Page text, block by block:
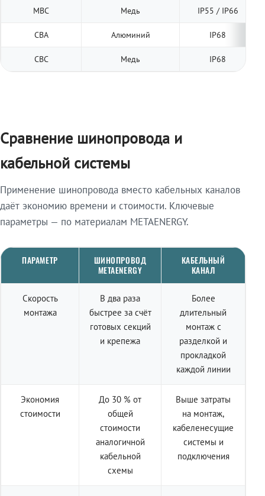
МВС Медь IP55 / IP66
СВА Алюминий IP68
СВС Медь IP68
Сравнение шинопровода и
кабельной системы
Применение шинопровода вместо кабельных каналов
даёт экономию времени и стоимости. Ключевые
параметры — по материалам METAENERGY.
ПАРАМЕТР
ШИНОПРОВОД
METAENERGY
КАБЕЛЬНЫЙ
КАНАЛ
Скорость
монтажа
В два раза
быстрее за счёт
готовых секций
и крепежа
Более
длительный
монтаж с
разделкой и
прокладкой
каждой линии
Экономия
стоимости
До 30 % от
общей
стоимости
аналогичной
кабельной
схемы
Выше затраты
на монтаж,
кабеленесущие
системы и
подключения